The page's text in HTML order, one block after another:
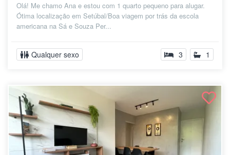
Olá! Me chamo Ana e estou com 1 quarto pequeno para alugar.
Ótima localização em Setúbal/Boa viagem por trás da escola
americana na Sá e Souza Per...
Qualquer sexo 3 1